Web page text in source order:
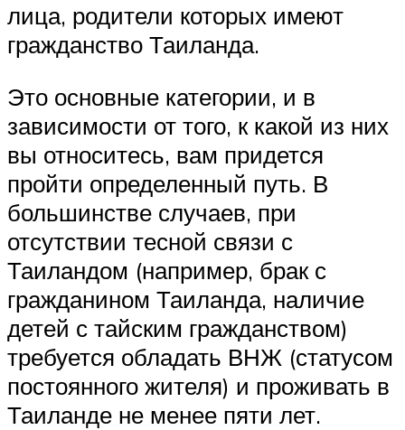
лица, родители которых имеют
гражданство Таиланда.
Это основные категории, и в
зависимости от того, к какой из них
вы относитесь, вам придется
пройти определенный путь. В
большинстве случаев, при
отсутствии тесной связи с
Таиландом (например, брак с
гражданином Таиланда, наличие
детей с тайским гражданством)
требуется обладать ВНЖ (статусом
постоянного жителя) и проживать в
Таиланде не менее пяти лет.